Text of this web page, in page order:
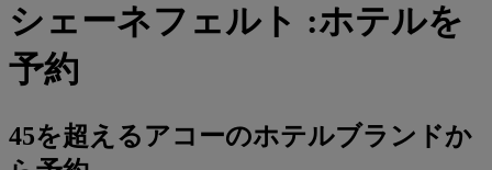
シェーネフェルト :ホテルを
予約
45を超えるアコーのホテルブランドか